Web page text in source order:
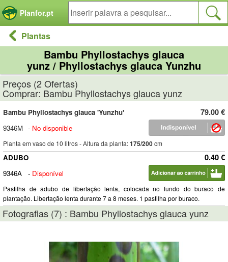
Planfor.pt
Plantas
Bambu Phyllostachys glauca
yunz / Phyllostachys glauca Yunzhu
Preços (2 Ofertas)
Comprar: Bambu Phyllostachys glauca yunz
79.00 €
Bambu Phyllostachys glauca 'Yunzhu'
9346M - No disponible
Planta em vaso de 10 litros - Altura da planta:175/200cm
0.40 €
ADUBO
9346A
- Disponível
Pastilha de adubo de libertação lenta, colocada no fundo do buraco de
plantação. Libertação lenta durante 7 a 8 meses. 1 pastilha por buraco.
Fotografias (7) : Bambu Phyllostachys glauca yunz
Painel de Gerenciamento de Cookies